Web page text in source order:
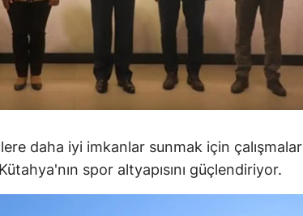
Samsun
Siirt
Sinop
Sivas
Tekirdağ
Tokat
daha iyi imkanlar sunmak için çalışmalar
spor altyapısını güçlendiriyor.